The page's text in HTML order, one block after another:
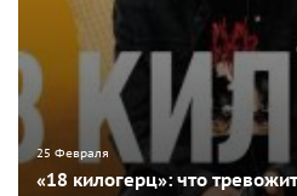
25 Февраля
«18 килогерц»: что